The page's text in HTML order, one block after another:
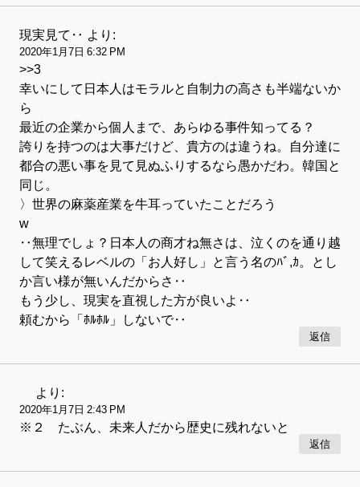
現実見て‥ より:
2020年1月7日 6:32 PM
>>3
幸いにして日本人はモラルと自制力の高さも半端ないか
ら
最近の企業から個人まで、あらゆる事件知ってる？
誇りを持つのは大事だけど、貴方のは違うね。自分達に
都合の悪い事を見て見ぬふりするなら愚かだわ。韓国と
同じ。
〉世界の麻薬産業を牛耳っていたことだろう
w
‥無理でしょ？日本人の商才ね無さは、泣くのを通り越
して笑えるレベルの「お人好し」と言う名のﾊﾞ,ｶ。とし
か言い様が無いんだからさ‥
もう少し、現実を直視した方が良いよ‥
頼むから「ﾎﾙﾎﾙ」しないで‥
返信
より:
2020年1月7日 2:43 PM
※２ たぶん、未来人だから歴史に残れないと
返信